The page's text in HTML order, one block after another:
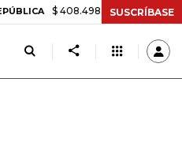
$ 408.498,97 +$ 8.753,81 +2,19%
SUSCRÍBASE